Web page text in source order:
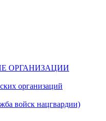
ОРГАНИЗАЦИИ
организаций
войск нацгвардии)